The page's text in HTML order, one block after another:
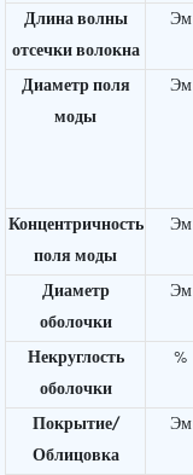
Длина волны
отсечки волокна
Эм
Диаметр поля
моды
Эм
Концентричность
поля моды
Эм
Диаметр
оболочки
Эм
Некруглость
оболочки
%
Покрытие/
Облицовка
Эм